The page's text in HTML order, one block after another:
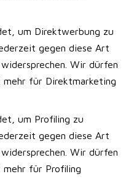
um Direktwerbung zu
gegen diese Art
Wir dürfen
mehr für Direktmarketing
um Profiling zu
gegen diese Art
Wir dürfen
mehr für Profiling